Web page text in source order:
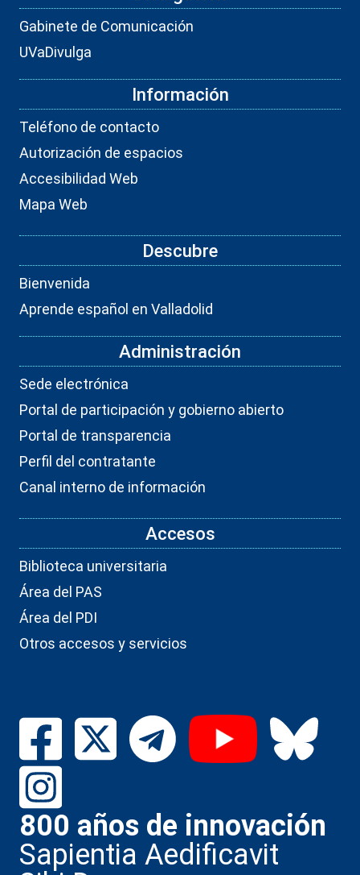
Gabinete de Comunicación
UVaDivulga
Información
Teléfono de contacto
Autorización de espacios
Accesibilidad Web
Mapa Web
Descubre
Bienvenida
Aprende español en Valladolid
Administración
Sede electrónica
Portal de participación y gobierno abierto
Portal de transparencia
Perfil del contratante
Canal interno de información
Accesos
Biblioteca universitaria
Área del PAS
Área del PDI
Otros accesos y servicios
800 años de innovación
Sapientia Aedificavit